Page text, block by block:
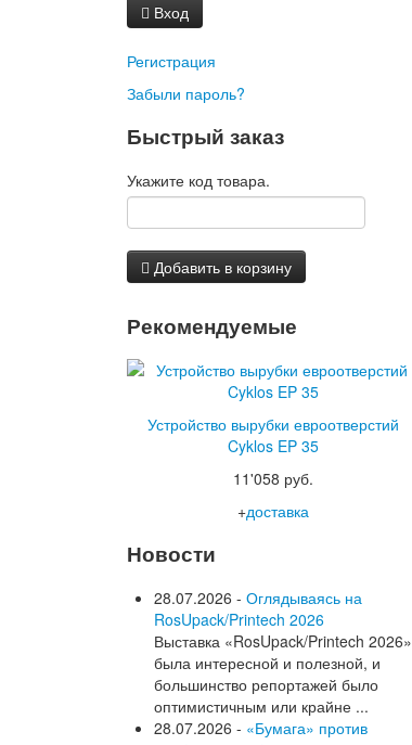
Вход
Регистрация
Забыли пароль?
Быстрый заказ
Укажите код товара.
Добавить в корзину
Рекомендуемые
Устройство вырубки евроотверстий
Cyklos EP 35
11'058 руб.
+доставка
Новости
28.07.2026 - Оглядываясь на
RosUpack/Printech 2026
Выставка «RosUpack/Printech 2026»
была интересной и полезной, и
большинство репортажей было
оптимистичным или крайне ...
28.07.2026 - «Бумага» против